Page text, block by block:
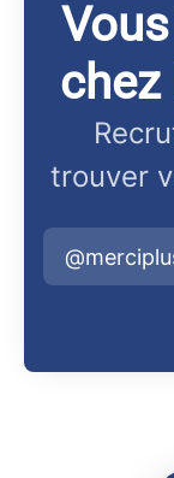
chez
trouver